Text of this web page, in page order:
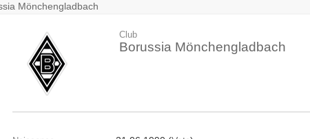
Mönchengladbach
Club
Borussia Mönchengladbach